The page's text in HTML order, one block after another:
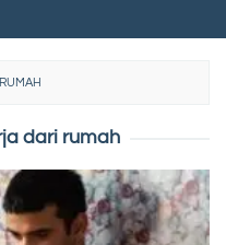
dari rumah